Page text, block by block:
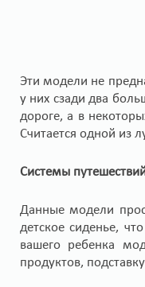
Эти модели не
у них сзади два
дороге, а в
Считается одной из
Системы
Данные модели
детское сиденье,
вашего ребенка
продуктов,